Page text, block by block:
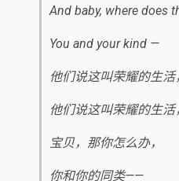
And baby, where does
You and your kind —
他们说这叫荣耀的生活
他们说这叫荣耀的生活
宝贝，那你怎么办，
你和你的同类——